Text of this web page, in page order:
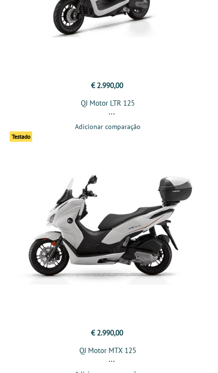
€ 2.990,00
QJ Motor LTR 125
Adicionar comparação
Testado
€ 2.990,00
QJ Motor MTX 125